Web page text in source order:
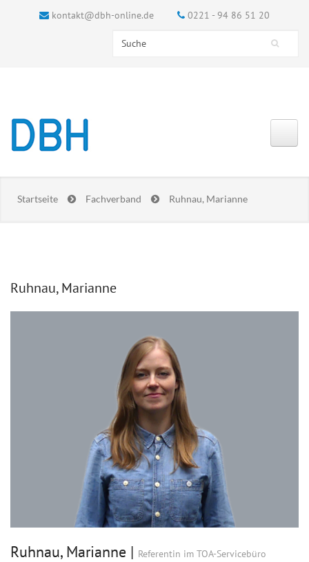
kontakt@dbh-online.de 0221 - 94 86 51 20
Suchformular
Search this site
Startseite Fachverband Ruhnau, Marianne
Ruhnau, Marianne
Ruhnau, Marianne | Referentin im TOA-Servicebüro